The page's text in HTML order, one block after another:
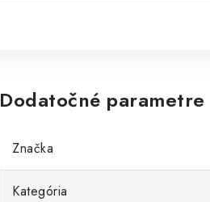
Dodatočné parametre
Značka
Kategória